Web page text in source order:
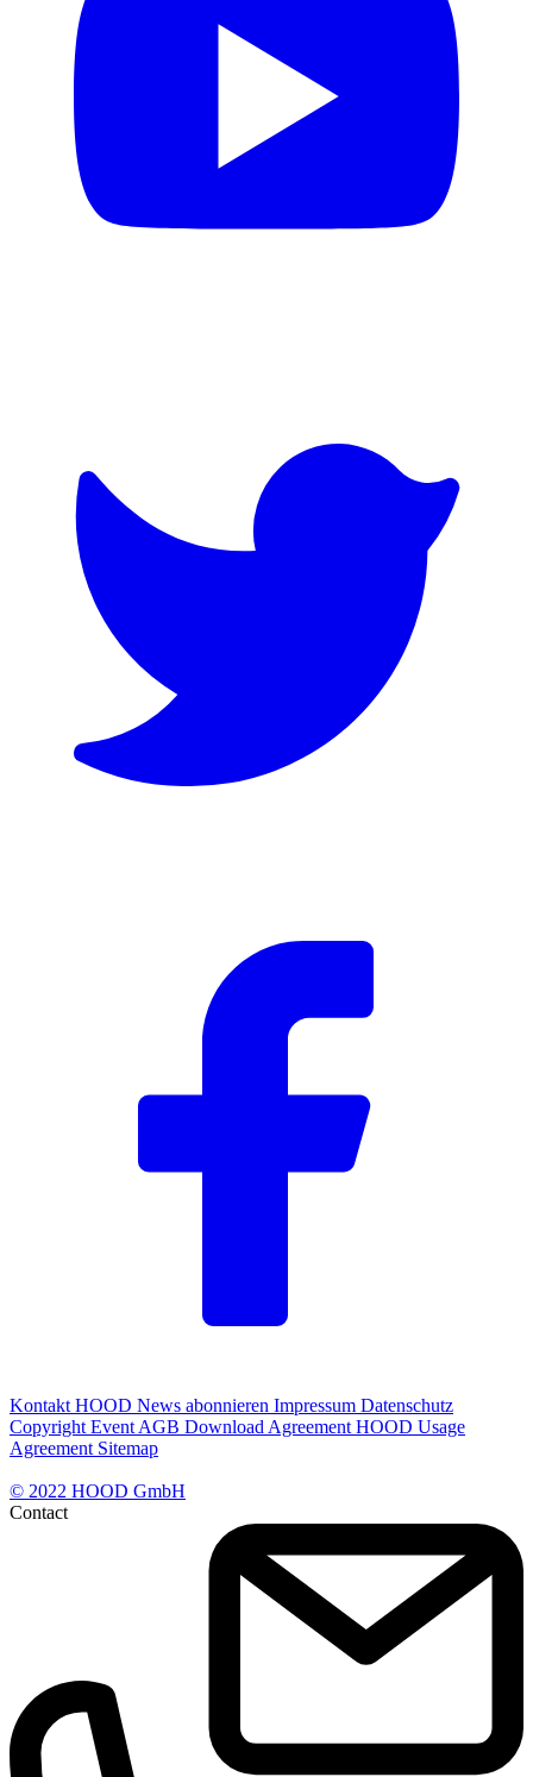
Kontakt HOOD News abonnieren Impressum Datenschutz
Copyright Event AGB Download Agreement HOOD Usage
Agreement Sitemap
© 2022 HOOD GmbH
Contact